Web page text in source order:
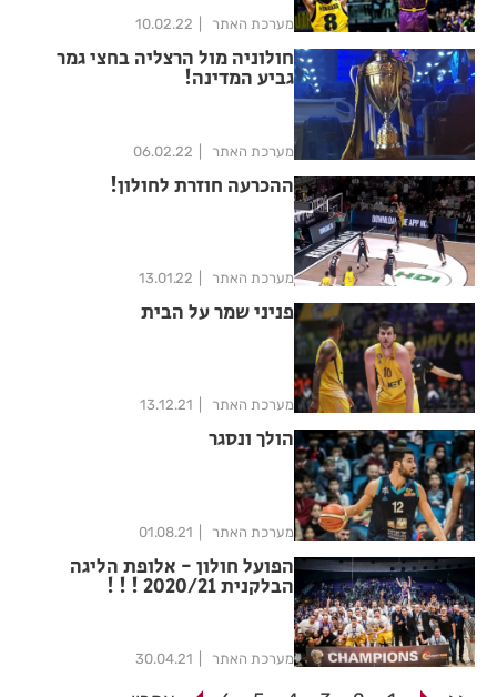
מערכת האתר 10.02.22
חולוניה מול הרצליה בחצי גמר
גביע המדינה!
מערכת האתר 06.02.22
ההכרעה חוזרת לחולון!
מערכת האתר 13.01.22
פניני שמר על הבית
מערכת האתר 13.12.21
הולך ונסגר
מערכת האתר 01.08.21
הפועל חולון - אלופת הליגה
הבלקנית 2020/21 ! ! !
מערכת האתר 30.04.21